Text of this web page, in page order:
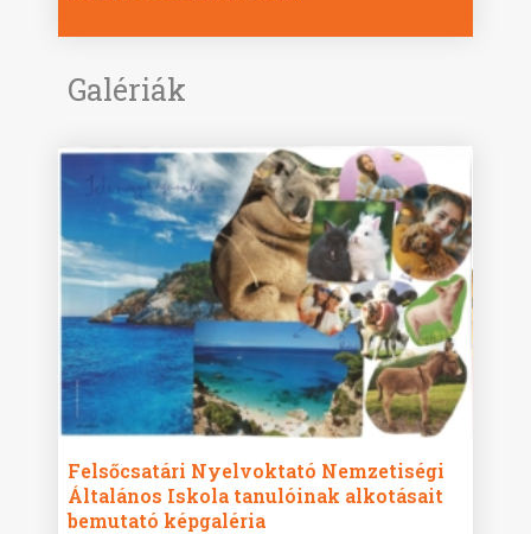
Galériák
Győrvári Béri Balogh Ádám Általános
Iskola diákjainak alkotásait bemutató
képgaléria